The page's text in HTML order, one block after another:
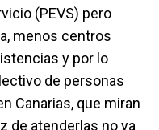
(PEVS) pero
menos centros
y por lo
de personas
Canarias, que miran
de atenderlas no ya